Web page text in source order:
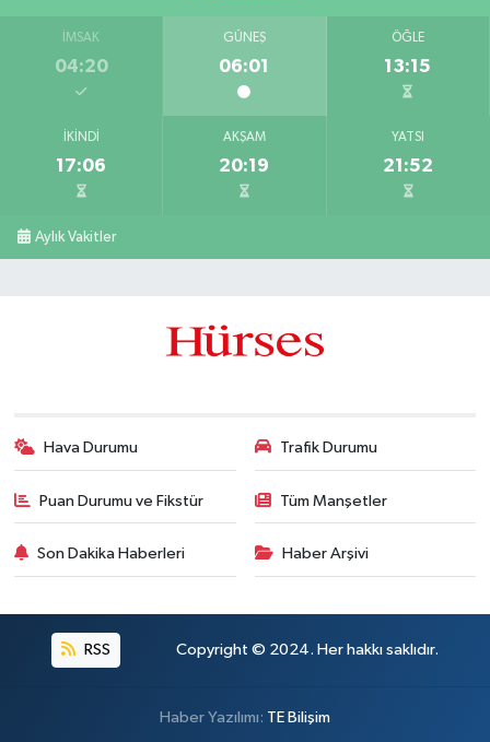
İMSAK
04:20
GÜNEŞ
06:01
ÖĞLE
13:15
İKINDI
17:06
AKŞAM
20:19
YATSI
21:52
Aylık Vakitler
Hava Durumu Trafik Durumu
Puan Durumu ve Fikstür Tüm Manşetler
Son Dakika Haberleri Haber Arşivi
RSS Copyright © 2024. Her hakkı saklıdır.
Haber Yazılımı: TE Bilişim